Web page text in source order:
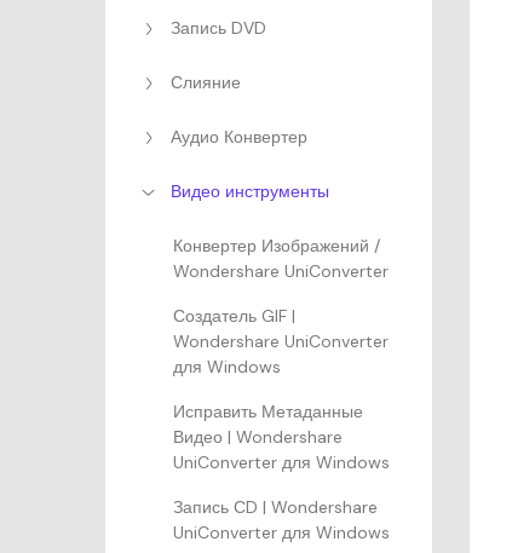
Запись DVD
Слияние
Аудио Конвертер
Видео инструменты
Конвертер Изображений /
Wondershare UniConverter
Создатель GIF |
Wondershare UniConverter
для Windows
Исправить Метаданные
Видео | Wondershare
UniConverter для Windows
Запись СD | Wondershare
UniConverter для Windows